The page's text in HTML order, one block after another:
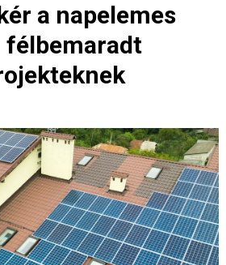
a napelemes
félbemaradt